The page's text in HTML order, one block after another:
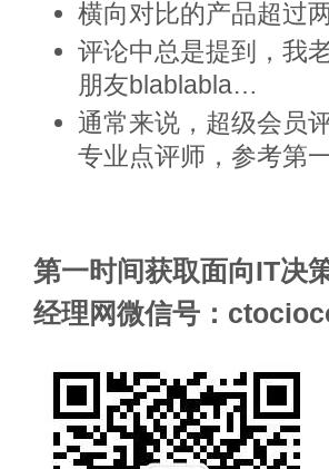
横向对比的产品超过
评论中总是提到，我
朋友blablabla…
通常来说，超级会员
专业点评师，参考第一
第一时间获取面向IT决
经理网微信号：